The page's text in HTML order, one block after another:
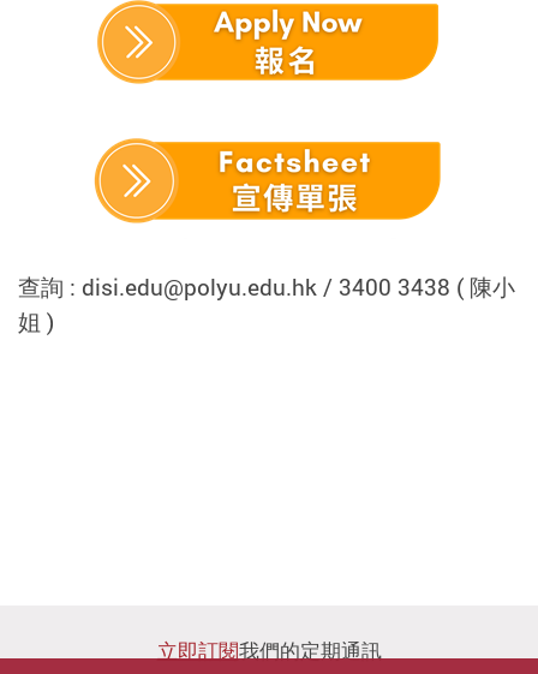
查詢 : disi.edu@polyu.edu.hk / 3400 3438 ( 陳小
姐 )
立即訂閱我們的定期通訊